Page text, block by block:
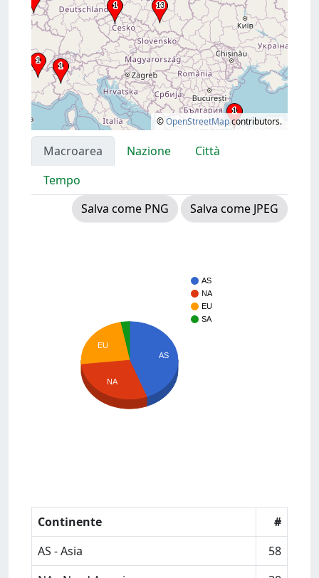
©OpenStreetMapcontributors.
Macroarea Nazione
Città
Tempo
Salva come PNG
Salva come JPEG
AS
NA
EU
SA
AS
EU
NA
Continente
#
AS - Asia
58